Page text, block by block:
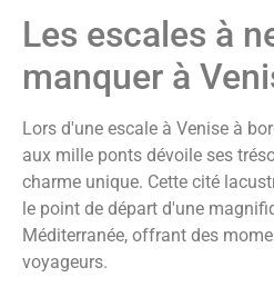
Les escales à
manquer à
Lors d'une escale à Venise à
aux mille ponts dévoile ses
charme unique. Cette cité
le point de départ d'une
Méditerranée, offrant des
voyageurs.